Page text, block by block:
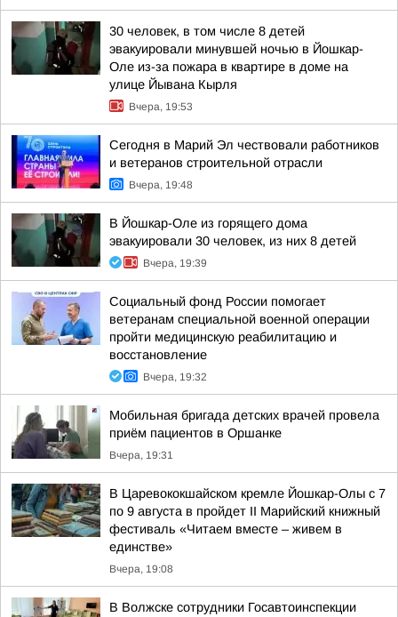
30 человек, в том числе 8 детей
эвакуировали минувшей ночью в Йошкар-
Оле из-за пожара в квартире в доме на
улице Йывана Кырля
Вчера, 19:53
Сегодня в Марий Эл чествовали работников
и ветеранов строительной отрасли
Вчера, 19:48
В Йошкар-Оле из горящего дома
эвакуировали 30 человек, из них 8 детей
Вчера, 19:39
Социальный фонд России помогает
ветеранам специальной военной операции
пройти медицинскую реабилитацию и
восстановление
Вчера, 19:32
Мобильная бригада детских врачей провела
приём пациентов в Оршанке
Вчера, 19:31
В Царевококшайском кремле Йошкар-Олы с 7
по 9 августа в пройдет II Марийский книжный
фестиваль «Читаем вместе – живем в
единстве»
Вчера, 19:08
В Волжске сотрудники Госавтоинспекции